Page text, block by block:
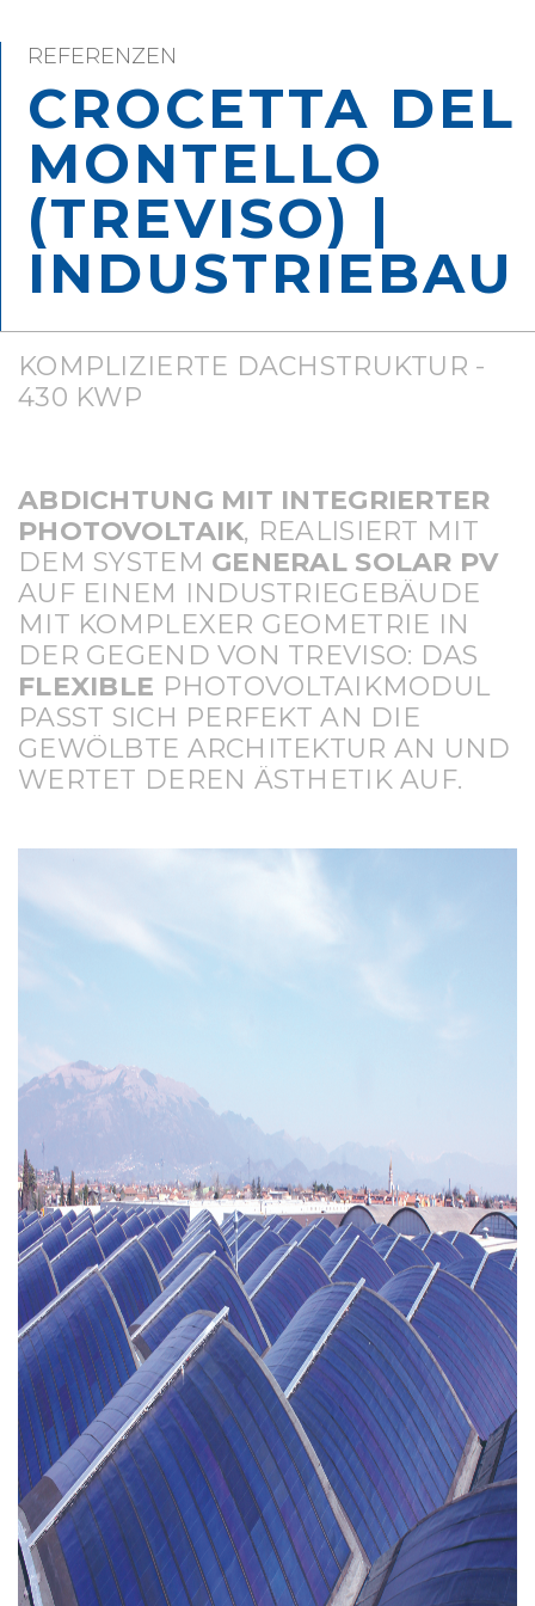
REFERENZEN
CROCETTA DEL
MONTELLO
(TREVISO) |
INDUSTRIEBAU
KOMPLIZIERTE DACHSTRUKTUR -
430 KWP
ABDICHTUNG MIT INTEGRIERTER
PHOTOVOLTAIK, REALISIERT MIT
DEM SYSTEM GENERAL SOLAR PV
AUF EINEM INDUSTRIEGEBÄUDE
MIT KOMPLEXER GEOMETRIE IN
DER GEGEND VON TREVISO: DAS
FLEXIBLE PHOTOVOLTAIKMODUL
PASST SICH PERFEKT AN DIE
GEWÖLBTE ARCHITEKTUR AN UND
WERTET DEREN ÄSTHETIK AUF.